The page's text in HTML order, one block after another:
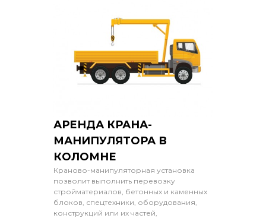
АРЕНДА КРАНА-
МАНИПУЛЯТОРА В
КОЛОМНЕ
Краново-манипуляторная установка
позволит выполнить перевозку
стройматериалов, бетонных и каменных
блоков, спецтехники, оборудования,
конструкций или их частей,